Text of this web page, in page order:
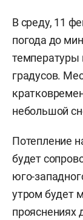
В среду, 11
погода до
температуры
градусов.
небольшой
Потепление
будет
юго-
утром будет
прояснениях